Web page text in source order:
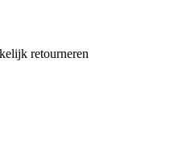
retourneren